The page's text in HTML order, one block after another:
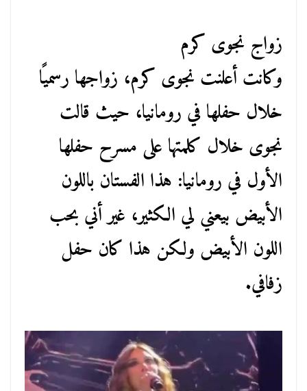
زواج نجوى كرم
وكانت أعلنت نجوى كرم، زواجها رسميًا
خلال حفلها في رومانيا، حيث قالت
نجوى خلال كلمتها على مسرح حفلها
الأول في رومانيا: هذا الفستان باللون
الأبيض بيعني لي الكثير، غير أني بحب
اللون الأبيض ولكن هذا كان حفل
زفافي.